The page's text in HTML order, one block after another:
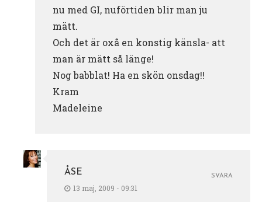
nu med GI, nuförtiden blir man ju
mätt.
Och det är oxå en konstig känsla- att
man är mätt så länge!
Nog babblat! Ha en skön onsdag!!
Kram
Madeleine
ÅSE
13 maj, 2009 - 09:31
SVARA